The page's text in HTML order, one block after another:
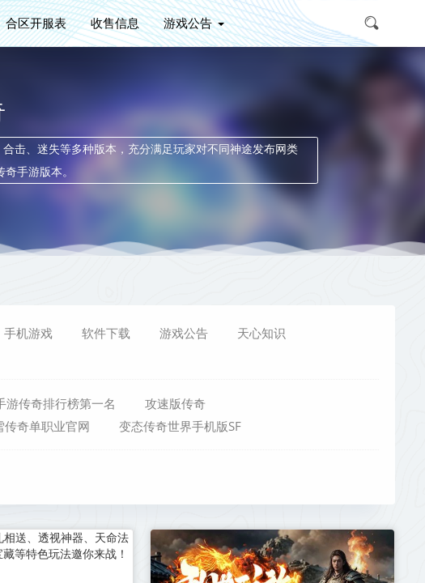
合区开服表 收售信息 游戏公告
击、迷失等多种版本，充分满足玩家对不同神途发布网类
手游版本。
手机游戏 软件下载 游戏公告
天心知识
游传奇排行榜第一名
攻速版传奇
传奇单职业官网 变态传奇世界手机版SF